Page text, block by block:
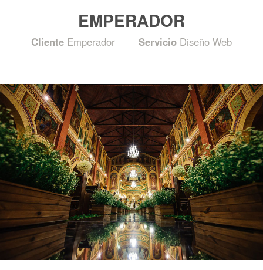
EMPERADOR
Cliente Emperador Servicio Diseño Web